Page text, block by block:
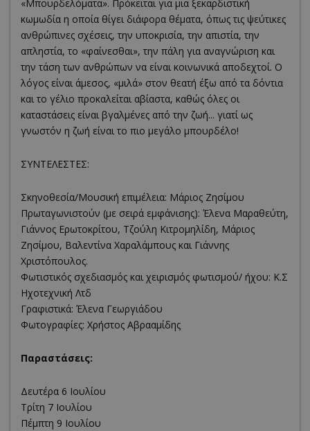
«Μπουρδελόματα». Πρόκειται για μια ξεκαρδιστική
κωμωδία η οποία θίγει διάφορα θέματα, όπως τις ψεύτικες
ανθρώπινες σχέσεις, την υποκρισία, την απιστία, την
απληστία, το «φαίνεσθαι», την πάλη για αναγνώριση και
την τάση των ανθρώπων να είναι κοινωνικά αποδεχτοί. Ο
λόγος είναι άμεσος, «μιλά» στον θεατή έξω από τα δόντια
και το γέλιο προκαλείται αβίαστα, καθώς όλες οι
καταστάσεις είναι βγαλμένες από την ζωή... γιατί ως
γνωστόν η ζωή είναι το πιο μεγάλο μπουρδέλο!
ΣΥΝΤΕΛΕΣΤΕΣ:
Σκηνοθεσία/Μουσική επιμέλεια: Μάριος Ζησίμου
Πρωταγωνιστούν (με σειρά εμφάνισης): Έλενα Μαραθεύτη,
Γιάννος Ερωτοκρίτου, Τζούλη Κιτρομηλίδη, Μάριος
Ζησίμου, Βαλεντίνα Χαραλάμπους και Γιάννης
Χριστόπουλος.
Φωτιστικός σχεδιασμός και χειρισμός φωτισμού/ ήχου: K.Σ
Ηχοτεχνική Λτδ
Γραφιστικά: Έλενα Γεωργιάδου
Φωτογραφίες: Χρήστος Αβρααμίδης
Παραστάσεις:
Δευτέρα 6 Ιουλίου
Τρίτη 7 Ιουλίου
Πέμπτη 9 Ιουλίου